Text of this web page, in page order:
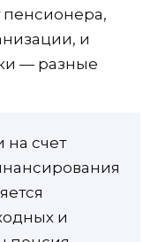
пенсионера,
и
— разные
на счет
и